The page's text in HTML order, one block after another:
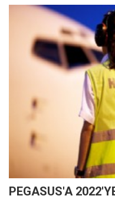
PEGASUS'A